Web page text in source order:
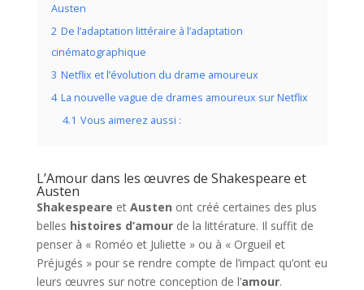
Austen
2 De l’adaptation littéraire à l’adaptation
cinématographique
3 Netflix et l’évolution du drame amoureux
4 La nouvelle vague de drames amoureux sur Netflix
4.1 Vous aimerez aussi :
L’Amour dans les œuvres de Shakespeare et
Austen
Shakespeare et Austen ont créé certaines des plus
belles histoires d’amourde la littérature. Il suffit de
penser à « Roméo et Juliette » ou à « Orgueil et
Préjugés » pour se rendre compte de l’impact qu’ont eu
leurs œuvres sur notre conception de l’amour.